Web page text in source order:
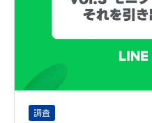
調査